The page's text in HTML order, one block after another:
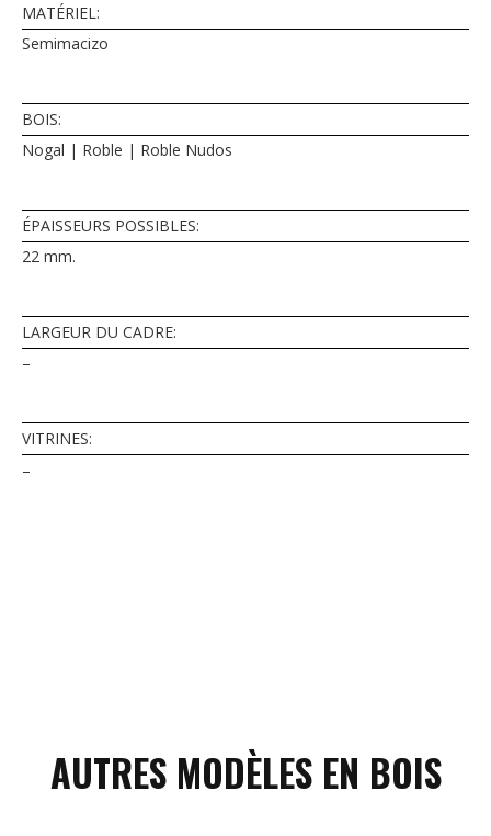
MATÉRIEL:
Semimacizo
BOIS:
Nogal | Roble | Roble Nudos
ÉPAISSEURS POSSIBLES:
22 mm.
LARGEUR DU CADRE:
–
VITRINES:
–
AUTRES MODÈLES EN BOIS